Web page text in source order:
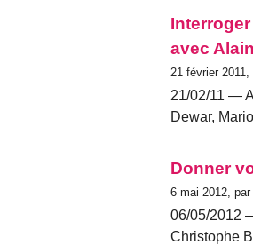
avec
21 février
21/02/11 —
Dewar,
Donner
6 mai 2012,
06/05/2012
Christophe